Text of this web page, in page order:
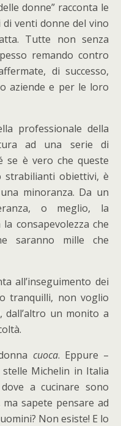
donne” racconta le
venti donne del vino
Tutte non senza
remando contro
di successo,
aziende e per le loro
professionale della
ad una serie di
se è vero che queste
obiettivi, è
minoranza. Da un
o meglio, la
consapevolezza che
saranno mille che
all’inseguimento dei
tranquilli, non voglio
dall’altro un monito a
cuoca. Eppure –
Michelin in Italia
a cucinare sono
sapete pensare ad
Non esiste! E lo